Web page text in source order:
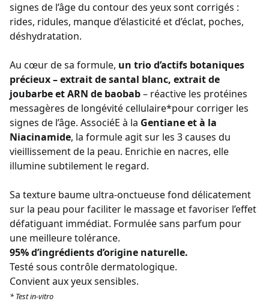
signes de l’âge du contour des yeux sont corrigés :
rides, ridules, manque d’élasticité et d’éclat, poches,
déshydratation.
Au cœur de sa formule, un trio d’actifs botaniques
précieux – extrait de santal blanc, extrait de
joubarbe et ARN de baobab– réactive les protéines
messagères de longévité cellulaire*pour corriger les
signes de l’âge. AssociéE à la Gentiane et à la
Niacinamide, la formule agit sur les 3 causes du
vieillissement de la peau. Enrichie en nacres, elle
illumine subtilement le regard.
Sa texture baume ultra-onctueuse fond délicatement
sur la peau pour faciliter le massage et favoriser l’effet
défatiguant immédiat. Formulée sans parfum pour
une meilleure tolérance.
95% d’ingrédients d’origine naturelle.
Testé sous contrôle dermatologique.
Convient aux yeux sensibles.
* Test in-vitro